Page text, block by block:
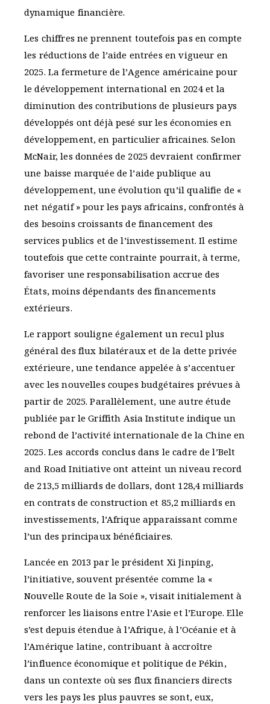
dynamique financière.
Les chiffres ne prennent toutefois pas en compte
les réductions de l’aide entrées en vigueur en
2025. La fermeture de l’Agence américaine pour
le développement international en 2024 et la
diminution des contributions de plusieurs pays
développés ont déjà pesé sur les économies en
développement, en particulier africaines. Selon
McNair, les données de 2025 devraient confirmer
une baisse marquée de l’aide publique au
développement, une évolution qu’il qualifie de «
net négatif » pour les pays africains, confrontés à
des besoins croissants de financement des
services publics et de l’investissement. Il estime
toutefois que cette contrainte pourrait, à terme,
favoriser une responsabilisation accrue des
États, moins dépendants des financements
extérieurs.
Le rapport souligne également un recul plus
général des flux bilatéraux et de la dette privée
extérieure, une tendance appelée à s’accentuer
avec les nouvelles coupes budgétaires prévues à
partir de 2025. Parallèlement, une autre étude
publiée par le Griffith Asia Institute indique un
rebond de l’activité internationale de la Chine en
2025. Les accords conclus dans le cadre de l’Belt
and Road Initiative ont atteint un niveau record
de 213,5 milliards de dollars, dont 128,4 milliards
en contrats de construction et 85,2 milliards en
investissements, l’Afrique apparaissant comme
l’un des principaux bénéficiaires.
Lancée en 2013 par le président Xi Jinping,
l’initiative, souvent présentée comme la «
Nouvelle Route de la Soie », visait initialement à
renforcer les liaisons entre l’Asie et l’Europe. Elle
s’est depuis étendue à l’Afrique, à l’Océanie et à
l’Amérique latine, contribuant à accroître
l’influence économique et politique de Pékin,
dans un contexte où ses flux financiers directs
vers les pays les plus pauvres se sont, eux,